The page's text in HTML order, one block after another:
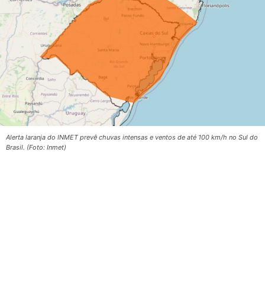
Alerta laranja do INMET prevê chuvas intensas e ventos de até 100 km/h no Sul do
Brasil. (Foto: Inmet)